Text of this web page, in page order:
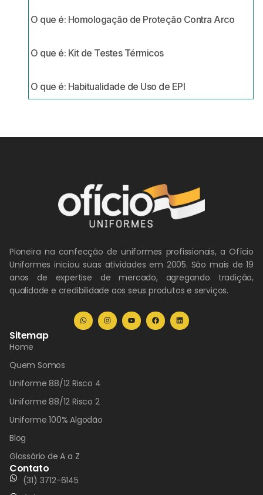
O que é: Homologação de Proteção Contra Arco
O que é: Kit de Testes Térmicos
O que é: Habitualidade de Uso de EPI
Pioneira na confecção de uniformes profissionais, a Ofício
Uniformes iniciou suas atividades em 2005. São mais de 19
anos de expertise de mercado, agregando tradição,
qualidade e credibilidade aos seus produtos e serviços.
Sitemap
Home
Quem Somos
Uniforme 88/12 Risco 4
Uniforme 88/12 Risco 2
Uniforme 100% Algodão
Blog
Glossário de A a Z
Contato
(31) 3712-6145